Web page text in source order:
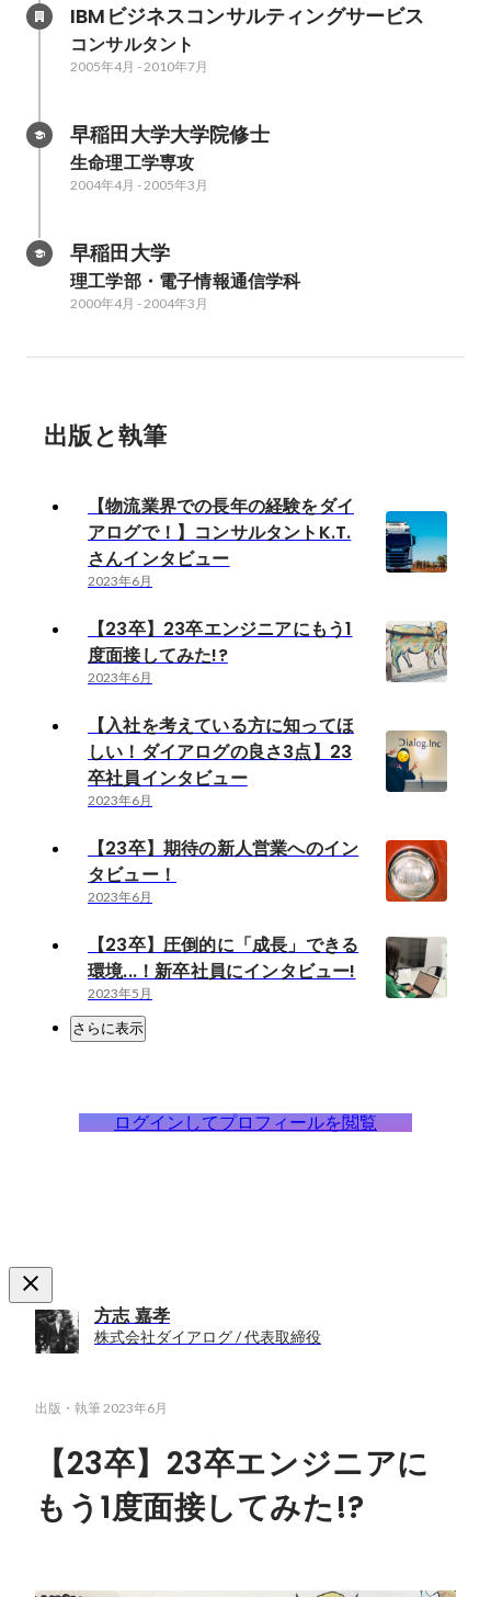
IBMビジネスコンサルティングサービス
コンサルタント
2005年4月 - 2010年7月
早稲田大学大学院修士
生命理工学専攻
2004年4月 - 2005年3月
早稲田大学
理工学部・電子情報通信学科
2000年4月 - 2004年3月
出版と執筆
【物流業界での長年の経験をダイ
アログで！】コンサルタントK.T.
さんインタビュー
2023年6月
【23卒】23卒エンジニアにもう1
度面接してみた!?
2023年6月
【入社を考えている方に知ってほ
しい！ダイアログの良さ3点】23
卒社員インタビュー
2023年6月
【23卒】期待の新人営業へのイン
タビュー！
2023年6月
【23卒】圧倒的に「成長」できる
環境...！新卒社員にインタビュー!
2023年5月
さらに表示
ログインしてプロフィールを閲覧
方志 嘉孝
株式会社ダイアログ / 代表取締役
出版・執筆 2023年6月
【23卒】23卒エンジニアに
もう1度面接してみた!?